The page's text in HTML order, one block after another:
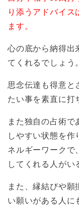
り添うアドバイス
ます。
心の底から納得出
てくれるでしょう。
思念伝達も得意と
たい事を素直に打
また独自の占術で
しやすい状態を作
ネルギーワークで
してくれる人がい
また、縁結びや願
い願いがある人に